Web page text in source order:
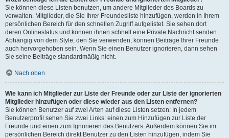
Sie können diese Listen benutzen, um andere Mitglieder des Boards zu
verwalten. Mitglieder, die Sie Ihrer Freundesliste hinzufügen, werden in Ihrem
persönlichen Bereich für den schnellen Zugriff aufgelistet. Sie sehen dort
deren Onlinestatus und können ihnen schnell eine Private Nachricht senden.
Abhängig von dem Style, den Sie verwenden, können Beiträge Ihrer Freunde
auch hervorgehoben sein. Wenn Sie einen Benutzer ignorieren, dann sehen
Sie seine Beiträge standardmäßig nicht.
Nach oben
Wie kann ich Mitglieder zur Liste der Freunde oder zur Liste der ignorierten
Mitglieder hinzufügen oder diese wieder aus den Listen entfernen?
Sie können Benutzer auf zwei Arten auf diese Listen setzen: In jedem
Benutzerprofil sehen Sie zwei Links: einen zum Hinzufügen zur Liste der
Freunde und einen zum Ignorieren des Benutzers. Außerdem können Sie im
persönlichen Bereich direkt Benutzer zu den Listen hinzufügen, indem Sie